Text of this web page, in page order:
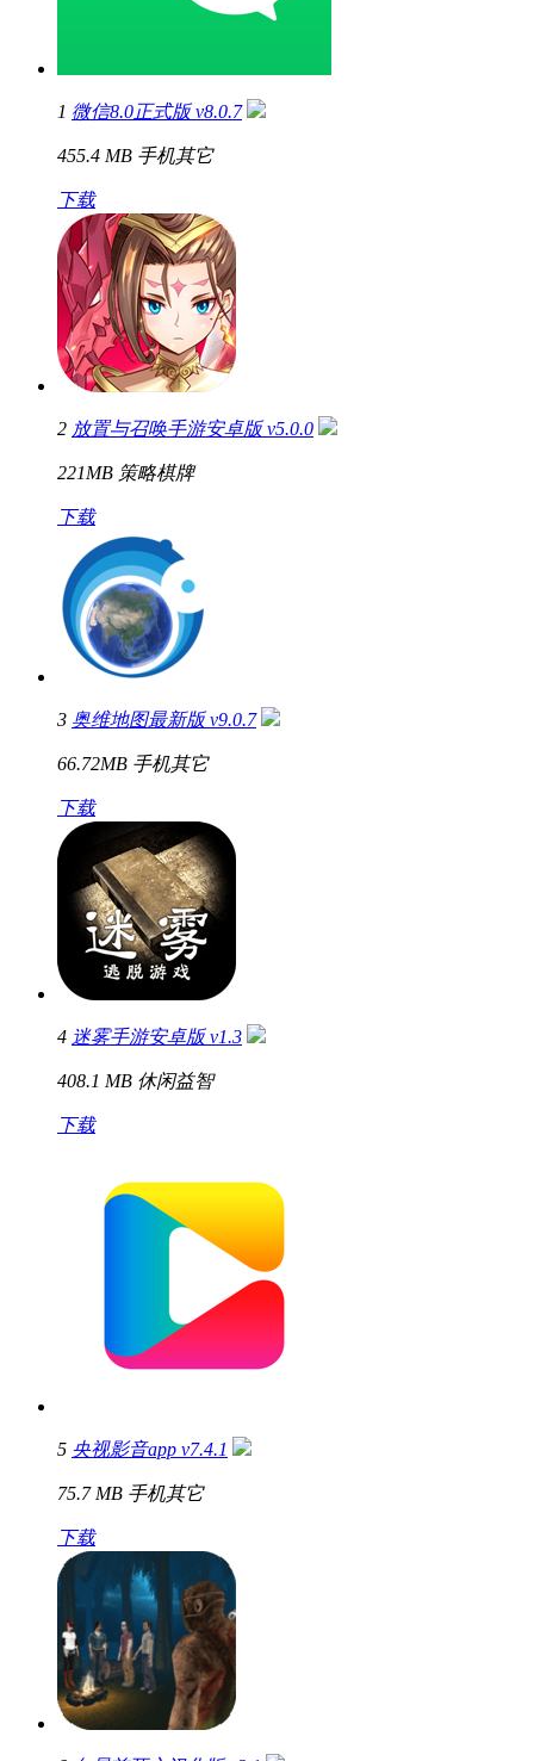
1 微信8.0正式版 v8.0.7
455.4 MB 手机其它
下载
2 放置与召唤手游安卓版 v5.0.0
221MB 策略棋牌
下载
3 奥维地图最新版 v9.0.7
66.72MB 手机其它
下载
4 迷雾手游安卓版 v1.3
408.1 MB 休闲益智
下载
5 央视影音app v7.4.1
75.7 MB 手机其它
下载